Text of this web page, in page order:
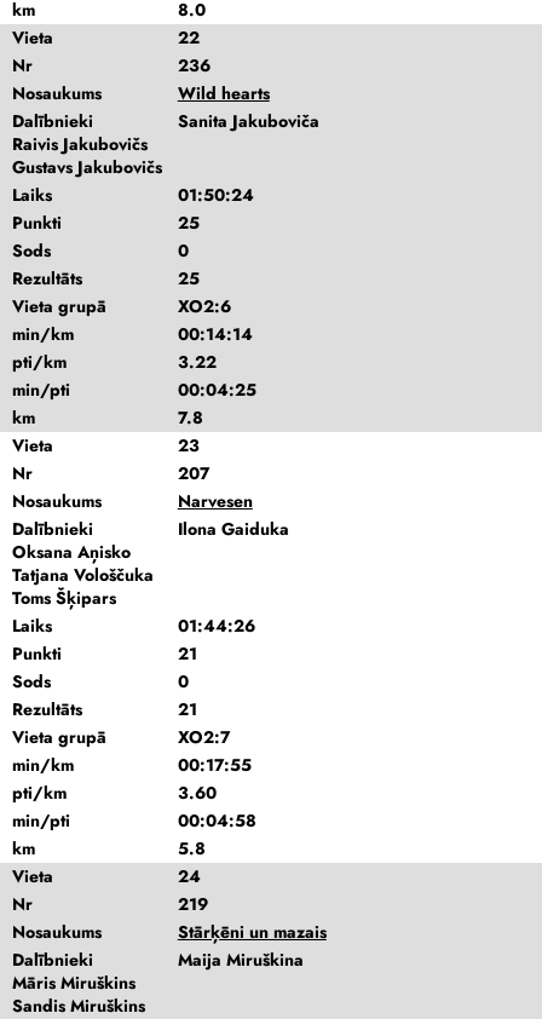
km
8.0
Vieta
22
Nr
236
Nosaukums
Wild hearts
Dalībnieki
Sanita Jakuboviča
Raivis Jakubovičs
Gustavs Jakubovičs
Laiks
01:50:24
Punkti
25
Sods
0
Rezultāts
25
Vieta grupā
XO2:6
min/km
00:14:14
pti/km
3.22
min/pti
00:04:25
km
7.8
Vieta
23
Nr
207
Nosaukums
Narvesen
Dalībnieki
Ilona Gaiduka
Oksana Aņisko
Tatjana Vološčuka
Toms Šķipars
Laiks
01:44:26
Punkti
21
Sods
0
Rezultāts
21
Vieta grupā
XO2:7
min/km
00:17:55
pti/km
3.60
min/pti
00:04:58
km
5.8
Vieta
24
Nr
219
Nosaukums
Stārķēni un mazais
Dalībnieki
Maija Miruškina
Māris Miruškins
Sandis Miruškins